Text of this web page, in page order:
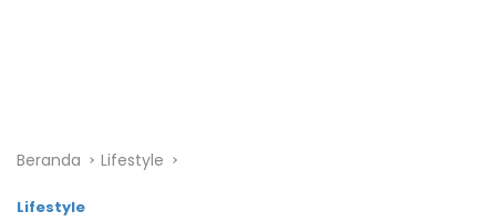
Beranda Lifestyle
Lifestyle